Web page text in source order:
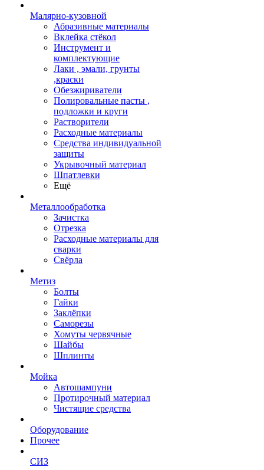
Малярно-кузовной
Абразивные материалы
Вклейка стёкол
Инструмент и
комплектующие
Лаки , эмали, грунты
,краски
Обезжириватели
Полировальные пасты ,
подложки и круги
Растворители
Расходные материалы
Средства индивидуальной
защиты
Укрывочный материал
Шпатлевки
Ещё
Металлообработка
Зачистка
Отрезка
Расходные материалы для
сварки
Свёрла
Метиз
Болты
Гайки
Заклёпки
Саморезы
Хомуты червячные
Шайбы
Шплинты
Мойка
Автошампуни
Протирочный материал
Чистящие средства
Оборудование
Прочее
СИЗ